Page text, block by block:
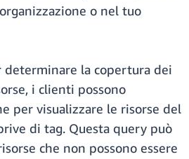
o nel tuo
la copertura dei
i clienti possono
per visualizzare le risorse del
di tag. Questa query può
che non possono essere